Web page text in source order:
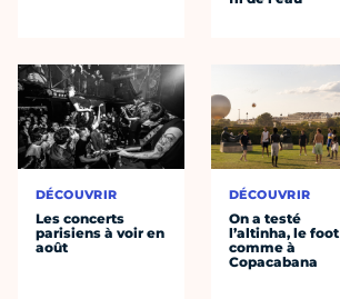
DÉCOUVRIR
Les concerts
parisiens à voir en
août
DÉCOUVRIR
On a testé
l’altinha, le foot
comme à
Copacabana